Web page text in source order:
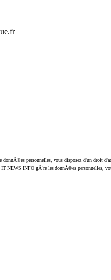
personnelles, vous disposez d'un droit
IT NEWS INFO gÃ¨re les donnÃ©es personnelles,